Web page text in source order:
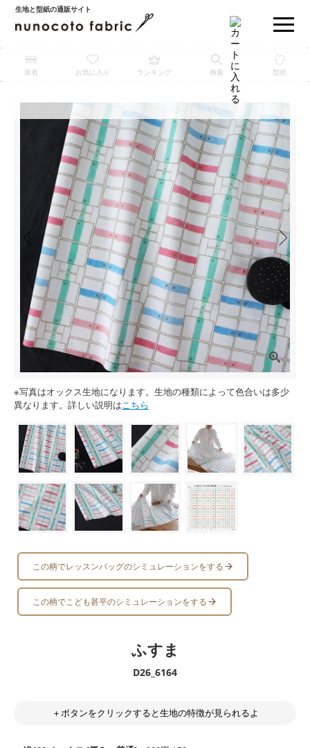
生地と型紙の通販サイト
新着 お気に入り ランキング 検索 型紙
※写真はオックス生地になります。生地の種類によって色合いは多少
異なります。詳しい説明はこちら
この柄でレッスンバッグのシミュレーションをする
この柄でこども甚平のシミュレーションをする
ふすま
D26_6164
＋ボタンをクリックすると生地の特徴が見られるよ